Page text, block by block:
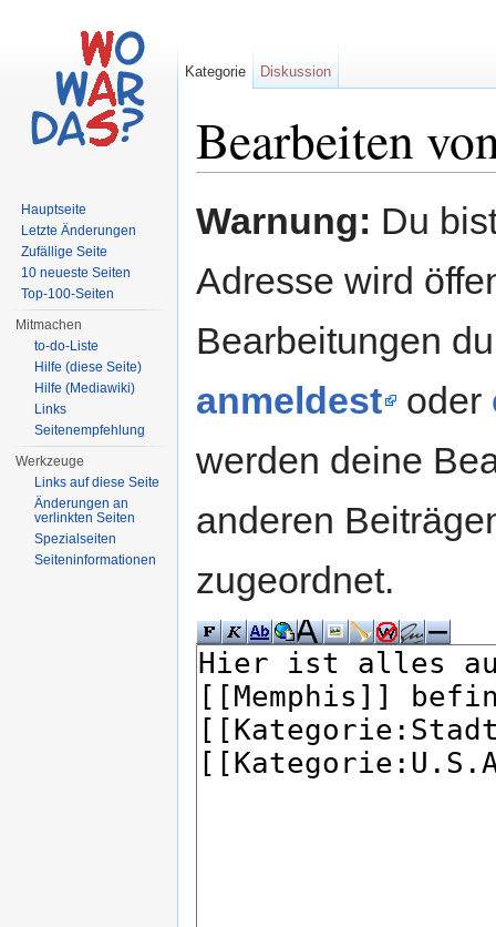
Bearbeiten
Warnung: Du
Adresse wird
Bearbeitungen
anmeldest
oder
werden deine
anderen
zugeordnet.
Kategorie Diskussion
Hauptseite
Letzte Änderungen
Zufällige Seite
10 neueste Seiten
Top-100-Seiten
Mitmachen
to-do-Liste
Hilfe (diese Seite)
Hilfe (Mediawiki)
Links
Seitenempfehlung
Werkzeuge
Links auf diese Seite
Änderungen an
verlinkten Seiten
Spezialseiten
Seiteninformationen